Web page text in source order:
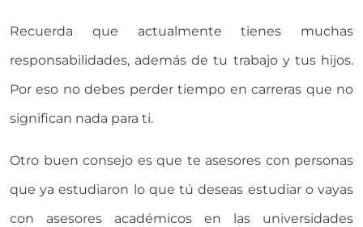
Recuerda que actualmente tienes muchas
responsabilidades, además de tu trabajo y tus hijos.
Por eso no debes perder tiempo en carreras que no
significan nada para ti.
Otro buen consejo es que te asesores con personas
que ya estudiaron lo que tú deseas estudiar o vayas
con asesores académicos en las universidades